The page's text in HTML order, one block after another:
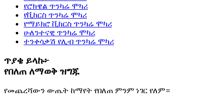
የሮክዌል ጥንካሬ ሞካሪ
የቪከርስ ጥንካሬ ሞካሪ
የማይክሮ ቪከርስ ጥንካሬ ሞካሪ
ሁለንተናዊ ጥንካሬ ሞካሪ
ተንቀሳቃሽ የሊብ ጥንካሬ ሞካሪ
ጥያቄ ይላኩ፦
የበለጠ ለማወቅ ዝግጁ
የመጨረሻውን ውጤት ከማየት የበለጠ ምንም ነገር የለም።